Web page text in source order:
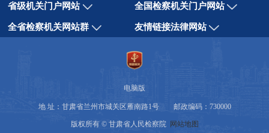
省级机关门户网站 全国检察机关门户网站
全省检察机关网站群 友情链接法律网站
电脑版
地 址：甘肃省兰州市城关区雁南路1号 邮政编码：730000
版权所有 © 甘肃省人民检察院 网站地图